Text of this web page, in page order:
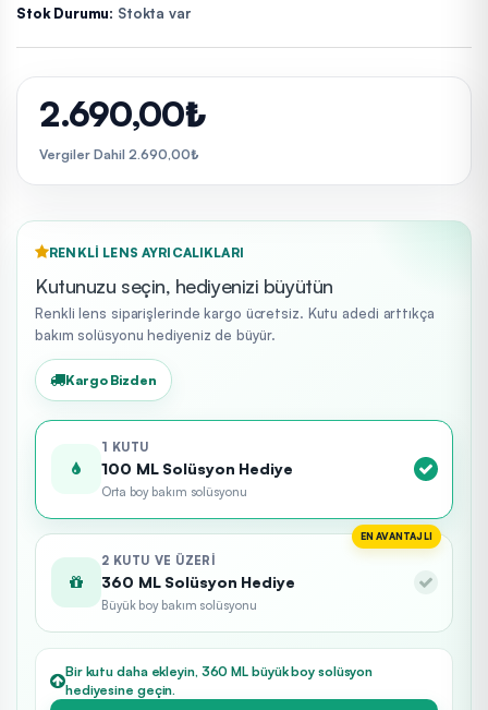
Stok Durumu: Stokta var
2.690,00₺
Vergiler Dahil 2.690,00₺
RENKLI LENS AYRICALIKLARI
Kutunuzu seçin, hediyenizi büyütün
Renkli lens siparişlerinde kargo ücretsiz. Kutu adedi arttıkça
bakım solüsyonu hediyeniz de büyür.
Kargo Bizden
1 KUTU
100 ML Solüsyon Hediye
Orta boy bakım solüsyonu
EN AVANTAJLI
2 KUTU VE ÜZERI
360 ML Solüsyon Hediye
Büyük boy bakım solüsyonu
Bir kutu daha ekleyin, 360 ML büyük boy solüsyon
hediyesine geçin.